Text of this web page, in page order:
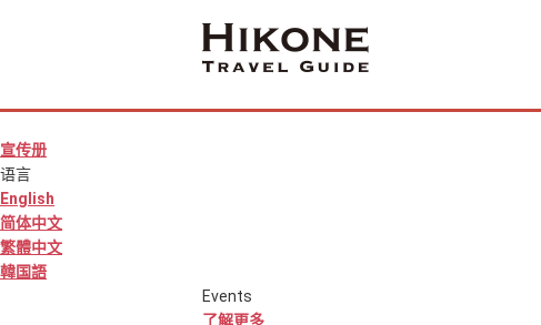
宣传册
语言
English
简体中文
繁體中文
韓国語
Events
了解更多